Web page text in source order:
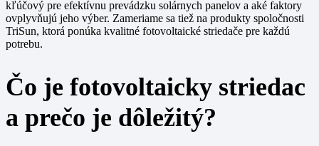
kľúčový pre efektívnu prevádzku solárnych panelov a aké faktory
ovplyvňujú jeho výber. Zameriame sa tiež na produkty spoločnosti
TriSun, ktorá ponúka kvalitné fotovoltaické striedače pre každú
potrebu.
Čo je fotovoltaicky striedac
a prečo je dôležitý?